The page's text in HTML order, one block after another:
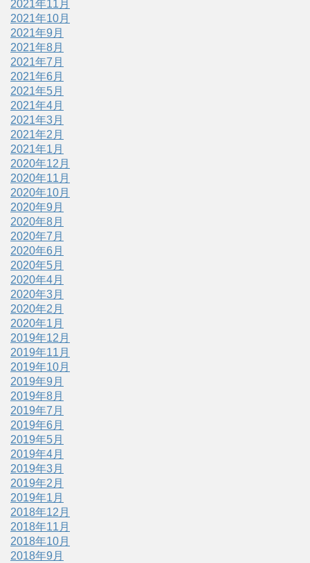
2021年11月
2021年10月
2021年9月
2021年8月
2021年7月
2021年6月
2021年5月
2021年4月
2021年3月
2021年2月
2021年1月
2020年12月
2020年11月
2020年10月
2020年9月
2020年8月
2020年7月
2020年6月
2020年5月
2020年4月
2020年3月
2020年2月
2020年1月
2019年12月
2019年11月
2019年10月
2019年9月
2019年8月
2019年7月
2019年6月
2019年5月
2019年4月
2019年3月
2019年2月
2019年1月
2018年12月
2018年11月
2018年10月
2018年9月